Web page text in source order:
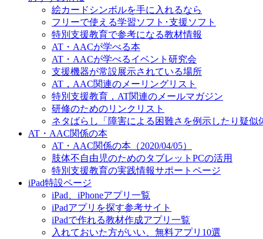
絵カードシンボルを手に入れるなら
フリーで使える学習ソフト･支援ソフト
特別支援教育で参考になる教材情報
AT・AACが学べる本
AT・AACが学べるイベント研究会
支援機器が常設展示されている場所
AT，AAC関連のメーリングリスト
特別支援教育，AT関連のメールマガジン
研修のためのリンクリスト
ネタばらし「障害による困難さを例示したり疑似
AT・AAC関係の本
AT・AAC関係の本（2020/04/05）
肢体不自由児のためのタブレットPCの活用
特別支援教育の実践情報サポートページ
iPad特設ページ
iPad、iPhoneアプリ一覧
iPadアプリを探す参考サイト
iPadで作れる教材作成アプリ一覧
入れておいた方がいい、無料アプリ10選